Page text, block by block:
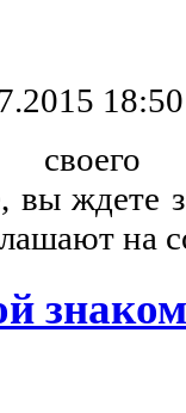
18:50
ждете
на